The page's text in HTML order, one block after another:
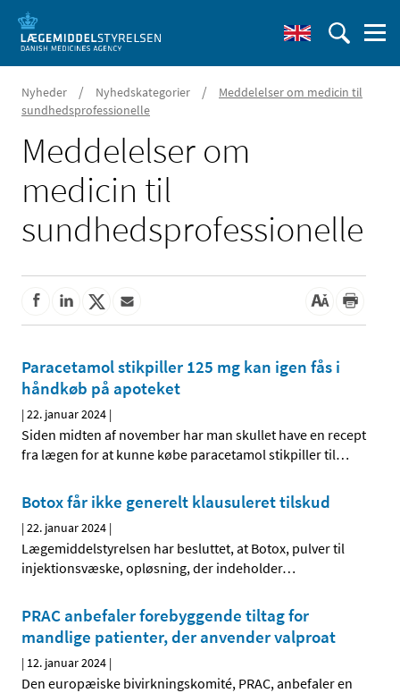
Nyheder / Nyhedskategorier /
Meddelelser om medicin til
sundhedsprofessionelle
Meddelelser om
medicin til
sundhedsprofessionelle
Paracetamol stikpiller 125 mg kan igen fås i
håndkøb på apoteket
|22. januar 2024 |
Siden midten af november har man skullet have en recept
fra lægen for at kunne købe paracetamol stikpiller til…
Botox får ikke generelt klausuleret tilskud
|22. januar 2024 |
Lægemiddelstyrelsen har besluttet, at Botox, pulver til
injektionsvæske, opløsning, der indeholder…
PRAC anbefaler forebyggende tiltag for
mandlige patienter, der anvender valproat
| 12. januar 2024 |
Den europæiske bivirkningskomité, PRAC, anbefaler en